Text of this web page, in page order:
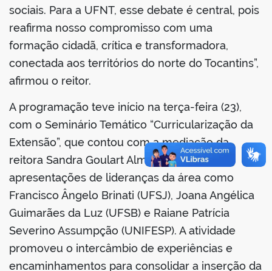
sociais. Para a UFNT, esse debate é central, pois
reafirma nosso compromisso com uma
formação cidadã, crítica e transformadora,
conectada aos territórios do norte do Tocantins”,
afirmou o reitor.
A programação teve início na terça-feira (23),
com o Seminário Temático “Curricularização da
Extensão”, que contou com a mediação da
reitora Sandra Goulart Almeida (UFMG) e
apresentações de lideranças da área como
Francisco Ângelo Brinati (UFSJ), Joana Angélica
Guimarães da Luz (UFSB) e Raiane Patrícia
Severino Assumpção (UNIFESP). A atividade
promoveu o intercâmbio de experiências e
encaminhamentos para consolidar a inserção da